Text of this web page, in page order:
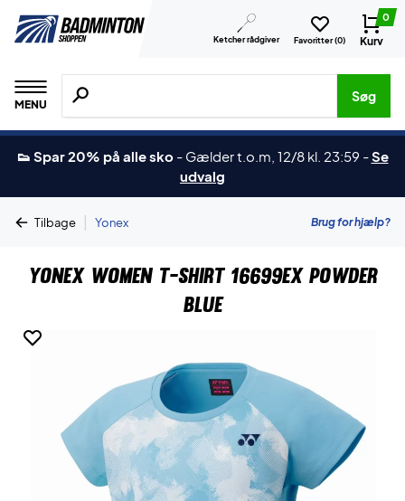
Ketcher rådgiver Favoritter (0)
0
Kurv
MENU
Søg efter produkter, mærker etc.
Søg
👟 Spar 20% på alle sko - Gælder t.o.m, 12/8 kl. 23:59 -Se
udvalg
Tilbage | Yonex Brug for hjælp?
Yonex Women T-shirt 16699EX Powder
Blue